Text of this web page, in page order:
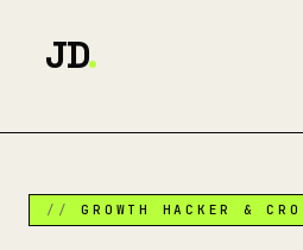
JD.
GROWTH HACKER &